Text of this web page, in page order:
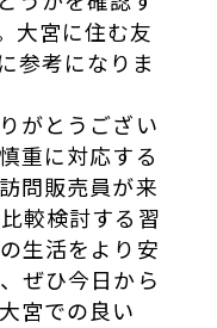
大宮に住む友
参考になりま
がとうござい
重に対応する
問販売員が来
較検討する習
生活をより安
ぜひ今日から
宮での良い